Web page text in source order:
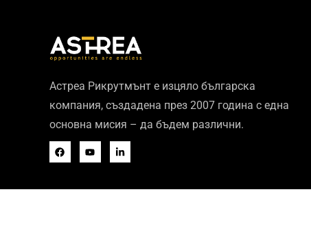
Астреа Рикрутмънт е изцяло българска
компания, създадена през 2007 година с една
основна мисия – да бъдем различни.